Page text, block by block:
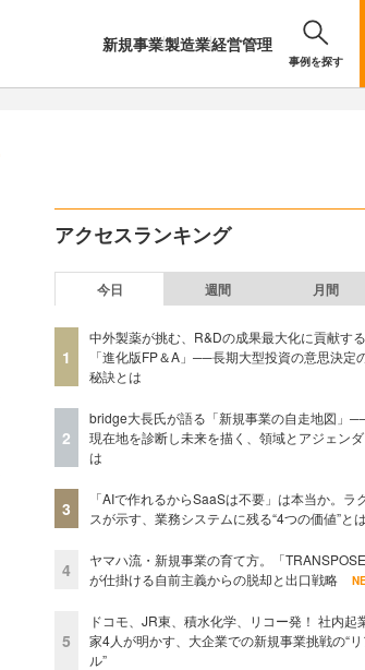
新規事業製造業経営管理
事例を探す
アクセスランキング
今日 週間 月間
1
中外製薬が挑む、R&Dの成果最大化に貢献する
「進化版FP＆A」──長期大型投資の意思決定
秘訣とは
2
bridge大長氏が語る「新規事業の自走地図」
現在地を診断し未来を描く、領域とアジェンダ
は
3
「AIで作れるからSaaSは不要」は本当か。ラ
スが示す、業務システムに残る“4つの価値”とは
4
ヤマハ流・新規事業の育て方。「TRANSPOSE
が仕掛ける自前主義からの脱却と出口戦略
5
ドコモ、JR東、積水化学、リコー発！ 社内起
家4人が明かす、大企業での新規事業挑戦の“リ
ル”